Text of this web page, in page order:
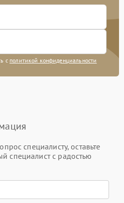
с политикой конфиденциальности
специалисту, оставьте
специалист с радостью